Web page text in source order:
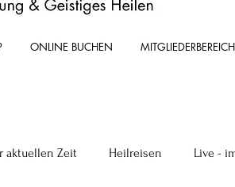
ONLINE BUCHEN MITGLIEDERBEREICH
aktuellen Zeit Heilreisen Live -